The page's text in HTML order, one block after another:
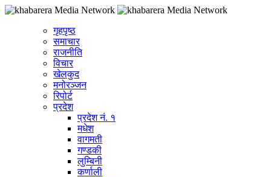
गृहपृष्ठ
समाचार
राजनीति
विचार
खेलकुद
मनोरञ्जन
रिपोर्ट
प्रदेश
प्रदेश नं. १
मधेश
वागमती
गण्डकी
लुम्बिनी
कर्णाली